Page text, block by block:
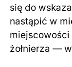
się do
nastąpić w
żołnierza —